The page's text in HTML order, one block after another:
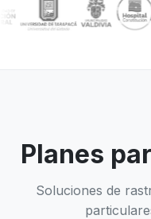
Planes
Soluciones de